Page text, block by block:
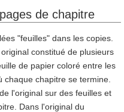
de chapitre
"feuilles" dans les copies.
constitué de plusieurs
de papier coloré entre les
chapitre se termine.
l'original sur des feuilles et
Dans l'original du